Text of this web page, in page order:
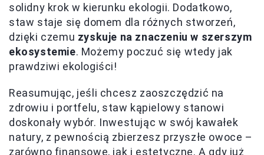
solidny krok w kierunku ekologii. Dodatkowo,
staw staje się domem dla różnych stworzeń,
dzięki czemu zyskuje na znaczeniu w szerszym
ekosystemie. Możemy poczuć się wtedy jak
prawdziwi ekologiści!
Reasumując, jeśli chcesz zaoszczędzić na
zdrowiu i portfelu, staw kąpielowy stanowi
doskonały wybór. Inwestując w swój kawałek
natury, z pewnością zbierzesz przyszłe owoce –
zarówno finansowe, jak i estetyczne. A gdy już